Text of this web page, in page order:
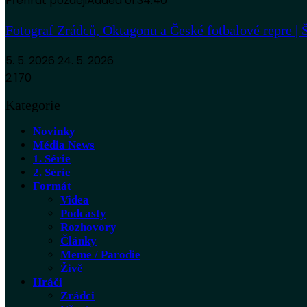
Fotograf Zrádců, Oktagonu a České fotbalové repre |
5. 5. 2026 24. 5. 2026
2 170
Kategorie
Novinky
Média News
1. Série
2. Série
Formát
Videa
Podcasty
Rozhovory
Články
Meme / Parodie
Živě
Hráči
Zrádci